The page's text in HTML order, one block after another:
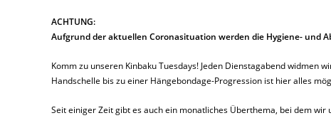
ACHTUNG:
Aufgrund der aktuellen Coronasituation werden die Hygiene- und
Komm zu unseren Kinbaku Tuesdays! Jeden Dienstagabend
Handschelle bis zu einer Hängebondage-Progression ist hier alles
Seit einiger Zeit gibt es auch ein monatliches Überthema, bei dem